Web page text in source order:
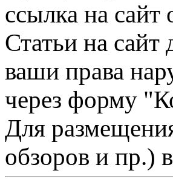
ссылка на сайт
Статьи на
ваши права
через форму
Для
обзоров и пр.)